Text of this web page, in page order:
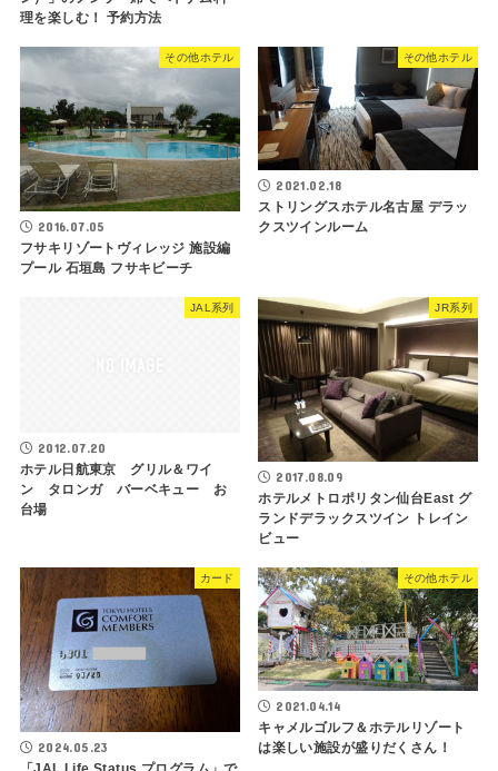
理を楽しむ！ 予約方法
その他ホテル
2016.07.05
フサキリゾートヴィレッジ 施設編
プール 石垣島 フサキビーチ
その他ホテル
2021.02.18
ストリングスホテル名古屋 デラッ
クスツインルーム
JAL系列
2012.07.20
ホテル日航東京 グリル＆ワイ
ン タロンガ バーベキュー お
台場
JR系列
2017.08.09
ホテルメトロポリタン仙台East グ
ランドデラックスツイン トレイン
ビュー
カード
2024.05.23
その他ホテル
2021.04.14
キャメルゴルフ＆ホテルリゾート
は楽しい施設が盛りだくさん！